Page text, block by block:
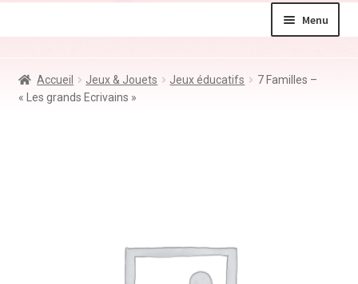
Menu
Jeux & Jouets
Accueil Jeux & Jouets Jeux éducatifs
7 Familles –
« Les grands Ecrivains »